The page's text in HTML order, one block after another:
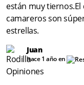
están muy tiernos.El
camareros son
estrellas.
Juan
hace 1 año en